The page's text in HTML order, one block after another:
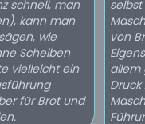
schnell, man
kann man
wie
Scheiben
vielleicht ein
für Brot und
von
allem